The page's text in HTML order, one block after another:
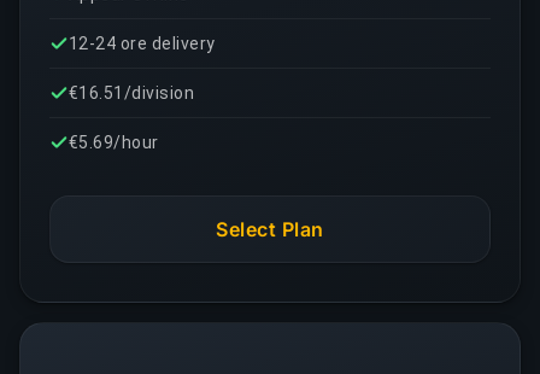
12-24 ore delivery
€16.51/division
€5.69/hour
Select Plan